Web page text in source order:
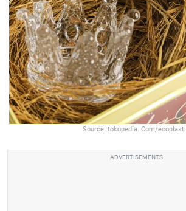
Source: tokopedia. Com/
ADVERTISEMENTS